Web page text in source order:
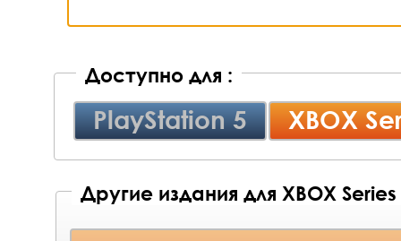
Доступно для :
PlayStation 5 XBOX
Другие издания для XBOX Series